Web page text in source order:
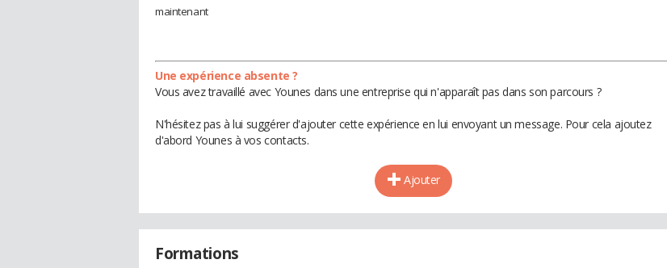
maintenant
Une expérience absente ?
Vous avez travaillé avec Younes dans une entreprise qui n'apparaît pas dans son parcours ?
N'hésitez pas à lui suggérer d'ajouter cette expérience en lui envoyant un message. Pour cela ajoutez
d'abord Younes à vos contacts.
Ajouter
Formations